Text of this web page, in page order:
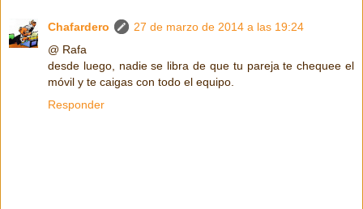
Chafardero
27 de marzo de 2014 a las 19:24
@ Rafa
desde luego, nadie se libra de que tu pareja te chequee el
móvil y te caigas con todo el equipo.
Responder